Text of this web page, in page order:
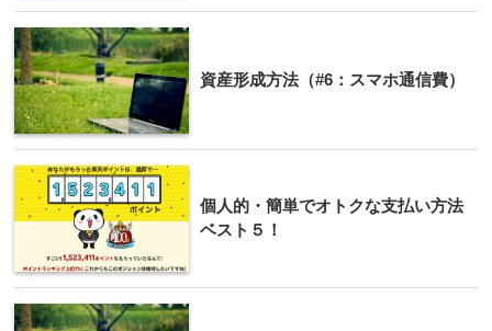
資産形成方法（#6：スマホ通信費）
個人的・簡単でオトクな支払い方法
ベスト５！